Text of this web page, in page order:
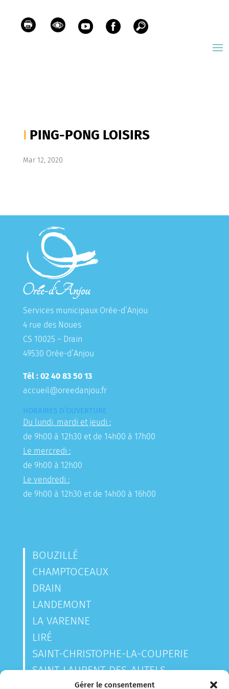
Gérer le consentement
PING-PONG LOISIRS
Mar 12, 2020
Services municipaux Orée-d’Anjou
4 rue des Noues
CS 10025 – Drain
49530 Orée-d’Anjou
Tél : 02 40 83 50 13
accueil@oreedanjou.fr
HORAIRES D’OUVERTURE
Du lundi, mardi et jeudi :
de 9h00 à 12h30 et de 14h00 à 17h00
Le mercredi :
de 9h00 à 12h00
Le vendredi :
de 9h00 à 12h30 et de 14h00 à 16h00
BOUZILLÉ
CHAMPTOCEAUX
DRAIN
LANDEMONT
LA VARENNE
LIRÉ
SAINT-CHRISTOPHE-LA-COUPERIE
SAINT-LAURENT-DES-AUTELS
SAINT-SAUVEUR-DE-LANDEMONT